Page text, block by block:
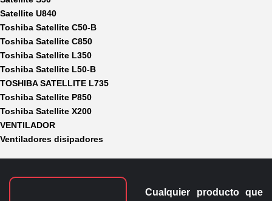
Satellite U840
Toshiba Satellite C50-B
Toshiba Satellite C850
Toshiba Satellite L350
Toshiba Satellite L50-B
TOSHIBA SATELLITE L735
Toshiba Satellite P850
Toshiba Satellite X200
VENTILADOR
Ventiladores disipadores
Cualquier producto que